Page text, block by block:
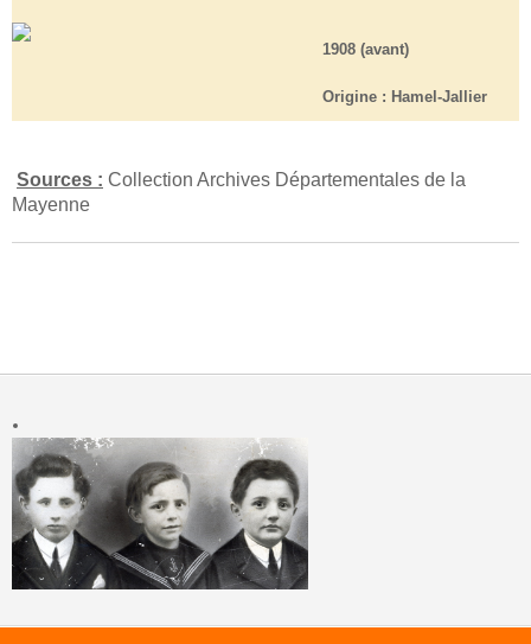
1908 (avant)
Origine : Hamel-Jallier
Sources : Collection Archives Départementales de la
Mayenne